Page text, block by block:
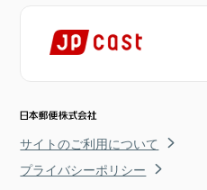
サイトのご利用について
プライバシーポリシー